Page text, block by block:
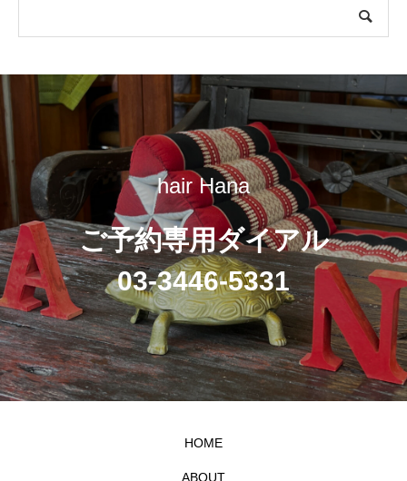
hair Hana
ご予約専用ダイアル
03-3446-5331
HOME
ABOUT